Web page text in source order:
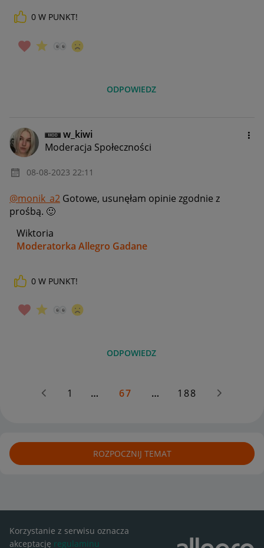
0 W PUNKT!
ODPOWIEDZ
w_kiwi
Moderacja Społeczności
‎08-08-2023 22:11
@monik_a2 Gotowe, usunęłam opinie zgodnie z
prośbą. 🙂
Wiktoria
Moderatorka Allegro Gadane
0 W PUNKT!
ODPOWIEDZ
1 … 67 … 188
ROZPOCZNIJ TEMAT
Korzystanie z serwisu oznacza
akceptację regulaminu